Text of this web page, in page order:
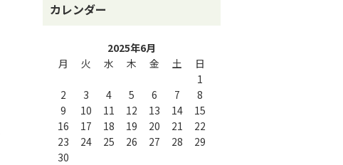
カレンダー
2025年6月
月
火 水 木 金 土 日
1
2
3 4 5 6 7
8
9
10 11 12 13 14
15
16
17 18 19 20 21
22
23
24 25 26 27 28
29
30